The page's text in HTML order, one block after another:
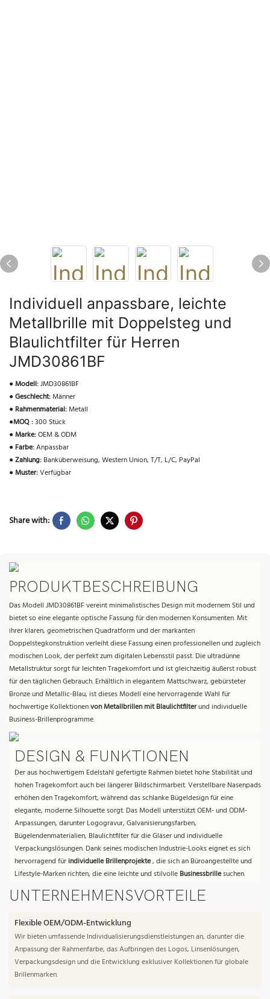
Individuell anpassbare, leichte
Metallbrille mit Doppelsteg und
Blaulichtfilter für Herren
JMD30861BF
●Modell:JMD30861BF
●Geschlecht:Männer
● Rahmenmaterial:Metall
●MOQ :300 Stück
●Marke:OEM & ODM
● Farbe:Anpassbar
●Zahlung: Banküberweisung, Western Union, T/T, L/C, PayPal
●Muster:Verfügbar
Share with:
PRODUKTBESCHREIBUNG
Das Modell JMD30861BF vereint minimalistisches Design mit modernem Stil und
bietet so eine elegante optische Fassung für den modernen Konsumenten. Mit
ihrer klaren, geometrischen Quadratform und der markanten
Doppelstegkonstruktion verleiht diese Fassung einen professionellen und zugleich
modischen Look, der perfekt zum digitalen Lebensstil passt. Die ultradünne
Metallstruktur sorgt für leichten Tragekomfort und ist gleichzeitig äußerst robust
für den täglichen Gebrauch. Erhältlich in elegantem Mattschwarz, gebürsteter
Bronze und Metallic-Blau, ist dieses Modell eine hervorragende Wahl für
hochwertige Kollektionenvon Metallbrillen mit Blaulichtfilterund individuelle
Business-Brillenprogramme.
DESIGN & FUNKTIONEN
Der aus hochwertigem Edelstahl gefertigte Rahmen bietet hohe Stabilität und
hohen Tragekomfort auch bei längerer Bildschirmarbeit. Verstellbare Nasenpads
erhöhen den Tragekomfort, während das schlanke Bügeldesign für eine
elegante, moderne Silhouette sorgt. Das Modell unterstützt OEM- und ODM-
Anpassungen, darunter Logogravur, Galvanisierungsfarben,
Bügelendenmaterialien, Blaulichtfilter für die Gläser und individuelle
Verpackungslösungen. Dank seines modischen Industrie-Looks eignet es sich
hervorragend für individuelle Brillenprojekte, die sich an Büroangestellte und
Lifestyle-Marken richten, die eine leichte und stilvolle Businessbrillesuchen.
UNTERNEHMENSVORTEILE
Flexible OEM/ODM-Entwicklung
Wir bieten umfassende Individualisierungsdienstleistungen an, darunter die
Anpassung der Rahmenfarbe, das Aufbringen des Logos, Linsenlösungen,
Verpackungsdesign und die Entwicklung exklusiver Kollektionen für globale
Brillenmarken.